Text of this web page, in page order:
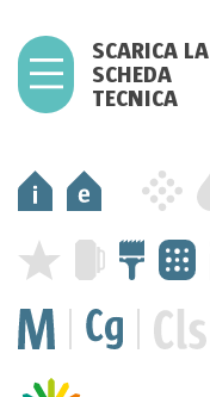
SCARICA LA
SCHEDA
TECNICA